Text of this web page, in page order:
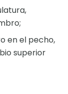
en el pecho,
superior